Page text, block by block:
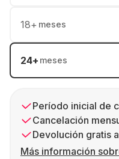
18+ meses
24+ meses
Período inicial de
Cancelación
Devolución gratis
Más información